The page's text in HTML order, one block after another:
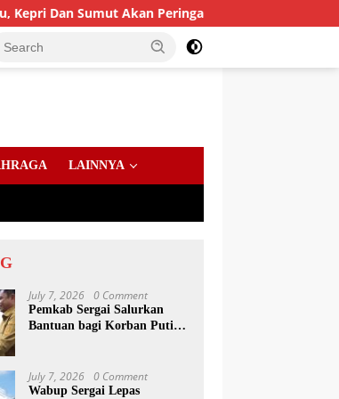
Akan Peringati Harlah Ke-25
LAINNYA
July 7, 2026 0 Comment
Pemkab Sergai Salurkan
Bantuan bagi Korban Puting
July 7, 2026 0 Comment
Wabup Sergai Lepas